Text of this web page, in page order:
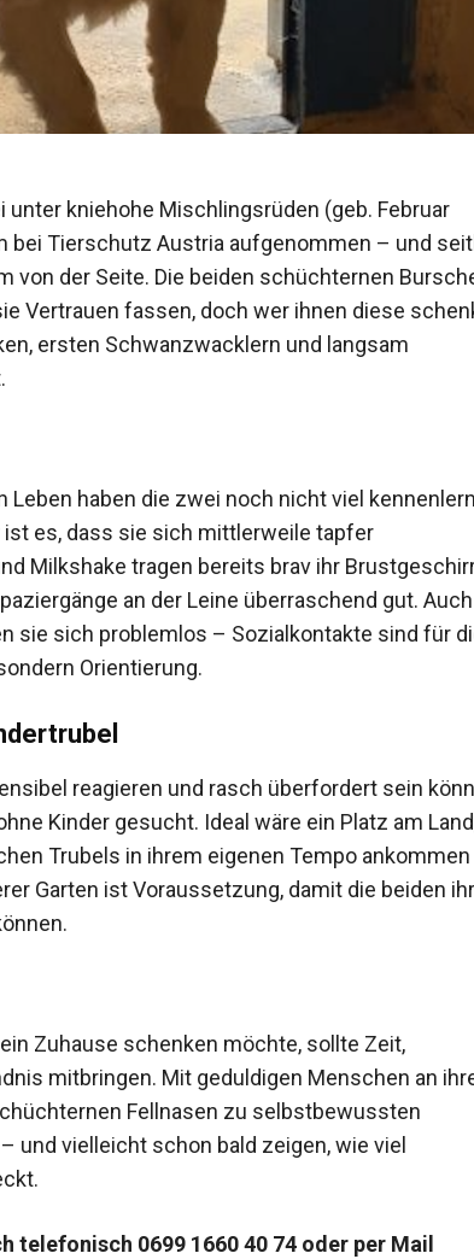
unter kniehohe Mischlingsrüden (geb. Februar
bei Tierschutz Austria aufgenommen – und
von der Seite. Die beiden schüchternen
Vertrauen fassen, doch wer ihnen diese
ersten Schwanzwacklern und langsam
Leben haben die zwei noch nicht viel
es, dass sie sich mittlerweile tapfer
Milkshake tragen bereits brav ihr
an der Leine überraschend gut.
sie sich problemlos – Sozialkontakte sind für
Orientierung.
reagieren und rasch überfordert sein
Kinder gesucht. Ideal wäre ein Platz am
Trubels in ihrem eigenen Tempo ankommen
Garten ist Voraussetzung, damit die beiden
Zuhause schenken möchte, sollte Zeit,
mitbringen. Mit geduldigen Menschen an
Fellnasen zu selbstbewussten
und vielleicht schon bald zeigen, wie viel
telefonisch 0699 1660 40 74 oder per Mail